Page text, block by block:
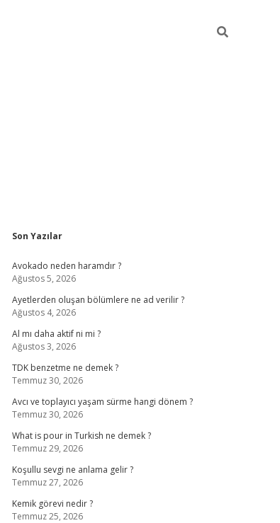
Sidebar
Son Yazılar
Avokado neden haramdır ?
Ağustos 5, 2026
Ayetlerden oluşan bölümlere ne ad verilir ?
Ağustos 4, 2026
Al mı daha aktif ni mi ?
Ağustos 3, 2026
TDK benzetme ne demek ?
Temmuz 30, 2026
Avcı ve toplayıcı yaşam sürme hangi dönem ?
Temmuz 30, 2026
What is pour in Turkish ne demek ?
Temmuz 29, 2026
Koşullu sevgi ne anlama gelir ?
Temmuz 27, 2026
Kemik görevi nedir ?
Temmuz 25, 2026